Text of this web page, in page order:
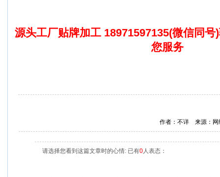
源头工厂贴牌加工 18971597135(微信同
您服务
作者：不详 来源：
请选择您看到这篇文章时的心情: 已有0人表态：